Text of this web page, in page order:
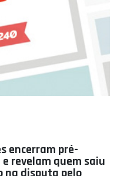
encerram pré-
revelam quem saiu